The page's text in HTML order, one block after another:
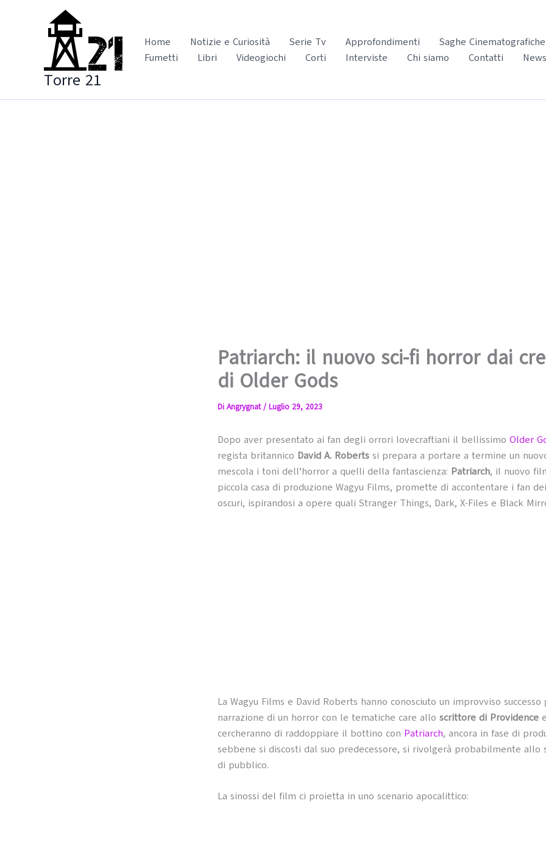
Torre 21
Home Notizie e Curiosità Serie Tv Approfondimenti Saghe Cinematografiche
Fumetti
Libri Videogiochi Corti Interviste Chi siamo Contatti
Patriarch: il nuovo sci-fi horror dai
di Older Gods
Di Angrygnat/ Luglio 29, 2023
Dopo aver presentato ai fan degli orrori lovecraftiani il bellissimo Older
regista britannico David A. Roberts si prepara a portare a termine un
mescola i toni dell’horror a quelli della fantascienza: Patriarch, il nuovo
piccola casa di produzione Wagyu Films, promette di accontentare i fan
oscuri, ispirandosi a opere quali Stranger Things, Dark, X-Files e Black
La Wagyu Films e David Roberts hanno conosciuto un improvviso successo
narrazione di un horror con le tematiche care allo scrittore di Providence e
cercheranno di raddoppiare il bottino con Patriarch, ancora in fase di
sebbene si discosti dal suo predecessore, si rivolgerà probabilmente allo
di pubblico.
La sinossi del film ci proietta in uno scenario apocalittico: